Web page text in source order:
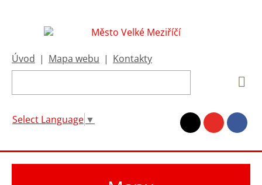
Úvod | Mapa webu | Kontakty
Select Language ▼